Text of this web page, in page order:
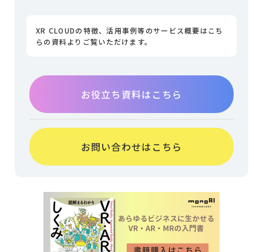
XR CLOUDの特徴、活用事例等のサービス概要はこち
らの資料よりご覧いただけます。
お役立ち資料はこちら
お問い合わせはこちら